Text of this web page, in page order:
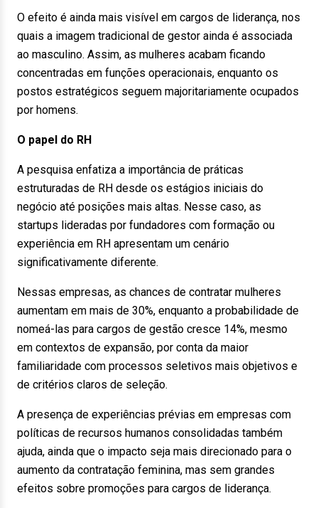
O efeito é ainda mais visível em cargos de liderança, nos
quais a imagem tradicional de gestor ainda é associada
ao masculino. Assim, as mulheres acabam ficando
concentradas em funções operacionais, enquanto os
postos estratégicos seguem majoritariamente ocupados
por homens.
O papel do RH
A pesquisa enfatiza a importância de práticas
estruturadas de RH desde os estágios iniciais do
negócio até posições mais altas. Nesse caso, as
startups lideradas por fundadores com formação ou
experiência em RH apresentam um cenário
significativamente diferente.
Nessas empresas, as chances de contratar mulheres
aumentam em mais de 30%, enquanto a probabilidade de
nomeá-las para cargos de gestão cresce 14%, mesmo
em contextos de expansão, por conta da maior
familiaridade com processos seletivos mais objetivos e
de critérios claros de seleção.
A presença de experiências prévias em empresas com
políticas de recursos humanos consolidadas também
ajuda, ainda que o impacto seja mais direcionado para o
aumento da contratação feminina, mas sem grandes
efeitos sobre promoções para cargos de liderança.